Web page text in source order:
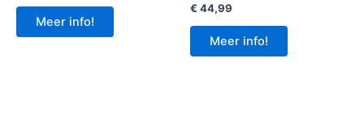
Meer info!
€ 44,99
Meer info!